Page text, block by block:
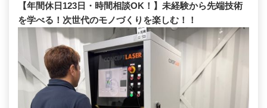
【年間休日123日・時間相談OK！】未経験から先端技術
を学べる！次世代のモノづくりを楽しむ！！